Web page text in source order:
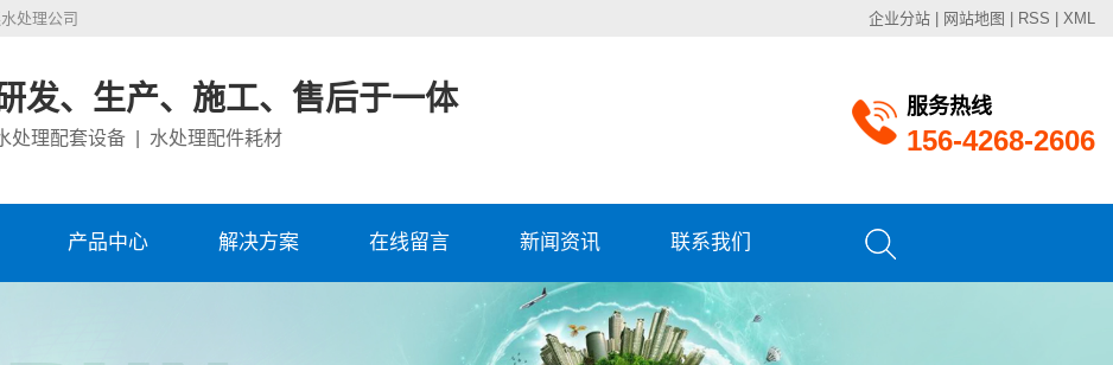
处理公司 企业分站 网站地图 RSS XML
发、生产、施工、售后于一体
理配套设备 | 水处理配件耗材
服务热线
156-4268-2606
产品中心 解决方案 在线留言 新闻资讯 联系我们